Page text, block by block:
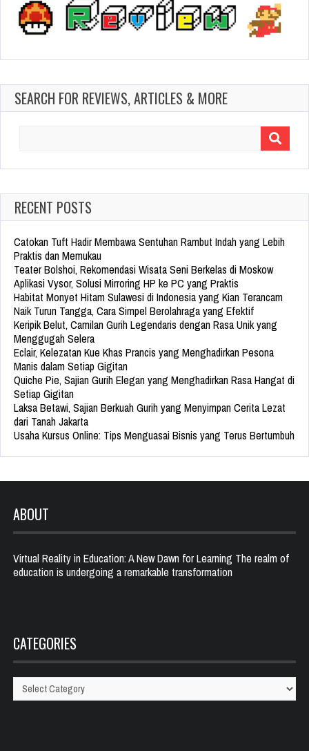
SEARCH FOR REVIEWS, ARTICLES & MORE
RECENT POSTS
Catokan Tuft Hadir Membawa Sentuhan Rambut Indah yang Lebih
Praktis dan Memukau
Teater Bolshoi, Rekomendasi Wisata Seni Berkelas di Moskow
Aplikasi Vysor, Solusi Mirroring HP ke PC yang Praktis
Habitat Monyet Hitam Sulawesi di Indonesia yang Kian Terancam
Naik Turun Tangga, Cara Simpel Berolahraga yang Efektif
Keripik Belut, Camilan Gurih Legendaris dengan Rasa Unik yang
Menggugah Selera
Eclair, Kelezatan Kue Khas Prancis yang Menghadirkan Pesona
Manis dalam Setiap Gigitan
Quiche Pie, Sajian Gurih Elegan yang Menghadirkan Rasa Hangat di
Setiap Gigitan
Laksa Betawi, Sajian Berkuah Gurih yang Menyimpan Cerita Lezat
dari Tanah Jakarta
Usaha Kursus Online: Tips Menguasai Bisnis yang Terus Bertumbuh
ABOUT
Virtual Reality in Education: A New Dawn for Learning The realm of
education is undergoing a remarkable transformation
CATEGORIES
Categories